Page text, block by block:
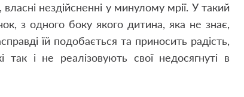
власні нездійсненні у минулому мрії. У такий
з одного боку якого дитина, яка не знає,
їй подобається та приносить радість,
і не реалізовують свої недосягнуті в